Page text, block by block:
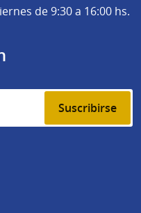
de 9:30 a 16:00 hs.
Suscribirse